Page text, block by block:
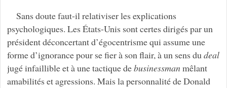
Sans doute faut-il relativiser les explications
psychologiques. Les États-Unis sont certes dirigés par un
président déconcertant d’égocentrisme qui assume une
forme d’ignorance pour se fier à son flair, à un sens du deal
jugé infaillible et à une tactique debusinessmanmêlant
amabilités et agressions. Mais la personnalité de Donald